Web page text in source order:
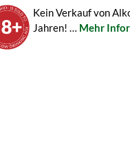
Kein Verkauf von
Jahren! … Mehr